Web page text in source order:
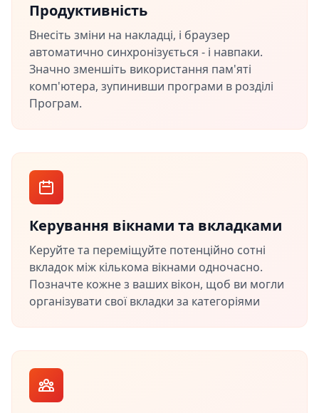
Продуктивність
Внесіть зміни на накладці, і браузер
автоматично синхронізується - і навпаки.
Значно зменшіть використання пам'яті
комп'ютера, зупинивши програми в розділі
Програм.
Керування вікнами та вкладками
Керуйте та переміщуйте потенційно сотні
вкладок між кількома вікнами одночасно.
Позначте кожне з ваших вікон, щоб ви могли
організувати свої вкладки за категоріями